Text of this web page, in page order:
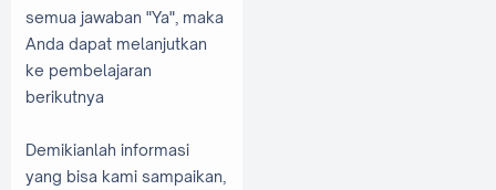
semua jawaban "Ya", maka
Anda dapat melanjutkan
ke pembelajaran
berikutnya
Demikianlah informasi
yang bisa kami sampaikan,